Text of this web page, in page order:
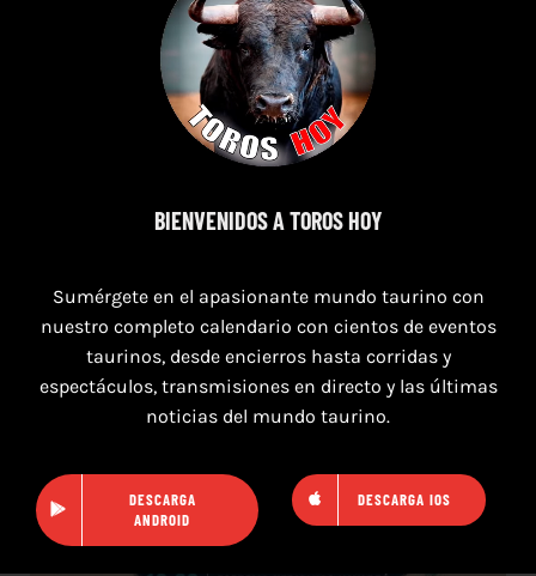
11 de agosto de 2026
TOROS XILXES 11 AGOSTO 2026
BIENVENIDOS A TOROS HOY
Sumérgete en el apasionante mundo taurino con
nuestro completo calendario con cientos de eventos
taurinos, desde encierros hasta corridas y
espectáculos, transmisiones en directo y las últimas
noticias del mundo taurino.
DESCARGA
ANDROID
DESCARGA IOS